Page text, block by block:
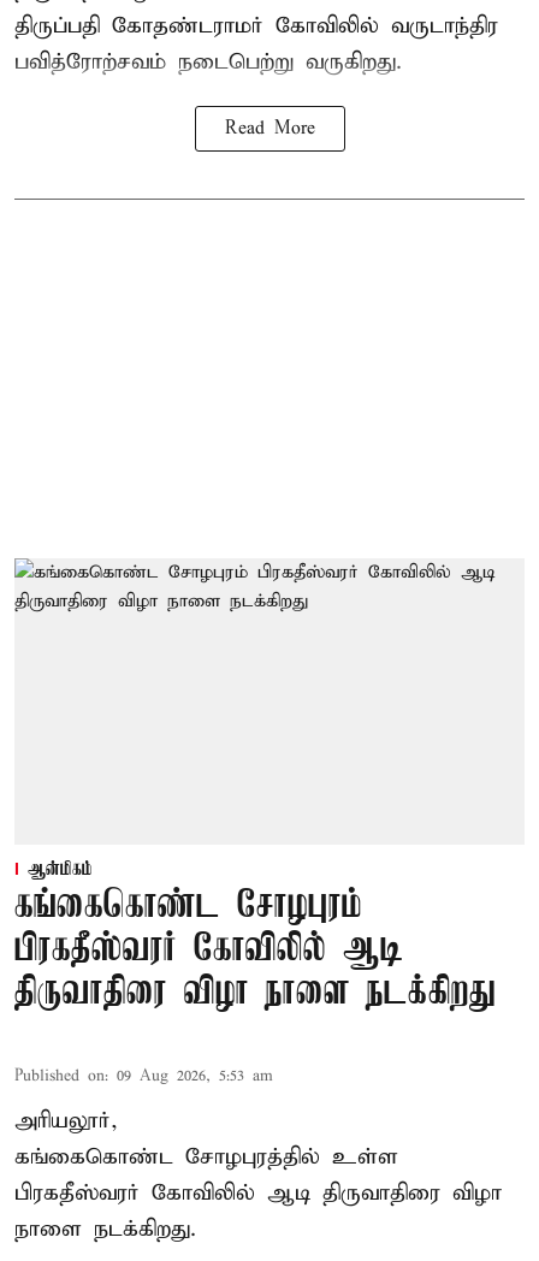
திருப்பதி கோதண்டராமர் கோவிலில் வருடாந்திர
பவித்ரோற்சவம் நடைபெற்று வருகிறது.
Read More
ஆன்மிகம்
கங்கைகொண்ட சோழபுரம்
பிரகதீஸ்வரர் கோவிலில் ஆடி
திருவாதிரை விழா நாளை நடக்கிறது
Published on: 09 Aug 2026, 5:53 am
அரியலூர்,
கங்கைகொண்ட சோழபுரத்தில் உள்ள
பிரகதீஸ்வரர் கோவிலில் ஆடி திருவாதிரை விழா
நாளை நடக்கிறது.